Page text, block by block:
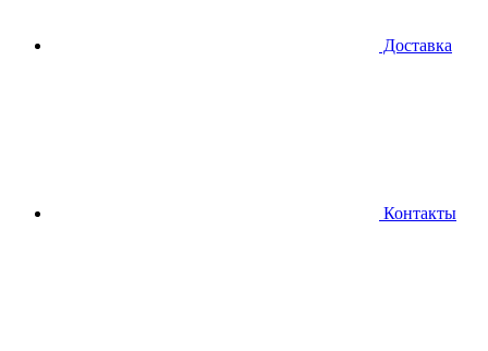
Доставка
Контакты